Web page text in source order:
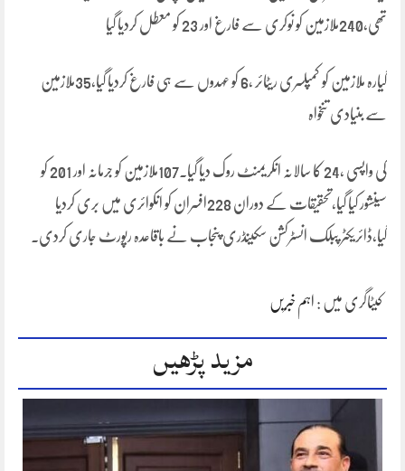
تھی،240ملازمین کو نوکری سے فارغ اور 23 کو معطل کردیا گیا
گیارہ ملازمین کو کمپلسری ریٹائر ،6 کو عہدوں سے ہی فارغ کردیا گیا،35ملازمین
سے بنیادی تنخواہ
کی واپسی ،24 کا سالانہ انکریمنٹ روک دیا گیا۔107ملازمین کو جرمانہ اور 201 کو
سینشور کیا گیا،تحقیقات کے دوران 228افسران کو انکوائری میں بری کردیا
گیا،ڈائریکٹر پبلک انسٹرکشن سکینڈری پنجاب نے باقاعدہ رپورٹ جاری کردی۔
کیٹاگری میں : اہم خبریں
مزید پڑھیں